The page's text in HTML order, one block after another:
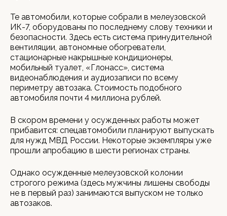
Те автомобили, которые собрали в мелеузовской
ИК-7, оборудованы по последнему слову техники и
безопасности. Здесь есть система принудительной
вентиляции, автономные обогреватели,
стационарные накрышные кондиционеры,
мобильный туалет, «Глонасс», система
видеонаблюдения и аудиозаписи по всему
периметру автозака. Стоимость подобного
автомобиля почти 4 миллиона рублей.
В скором времени у осужденных работы может
прибавится: спецавтомобили планируют выпускать
для нужд МВД России. Некоторые экземпляры уже
прошли апробацию в шести регионах страны.
Однако осужденные мелеузовской колонии
строгого режима (здесь мужчины лишены свободы
не в первый раз) занимаются выпуском не только
автозаков.